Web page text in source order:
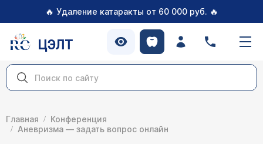
🔥 Удаление катаракты от 60 000 руб. 🔥
ЦЭЛТ
Главная
Конференция
Аневризма — задать вопрос онлайн